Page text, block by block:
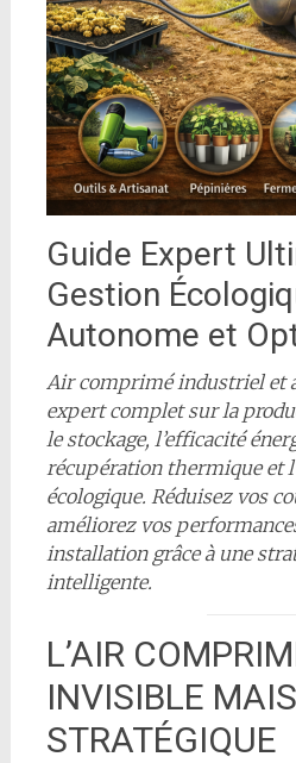
Guide Expert
Gestion
Autonome et
Air comprimé industriel et
expert complet sur la
le stockage, l’efficacité
récupération thermique et
écologique. Réduisez vos
améliorez vos
installation grâce à une
intelligente.
L’AIR
INVISIBLE MAIS
STRATÉGIQUE